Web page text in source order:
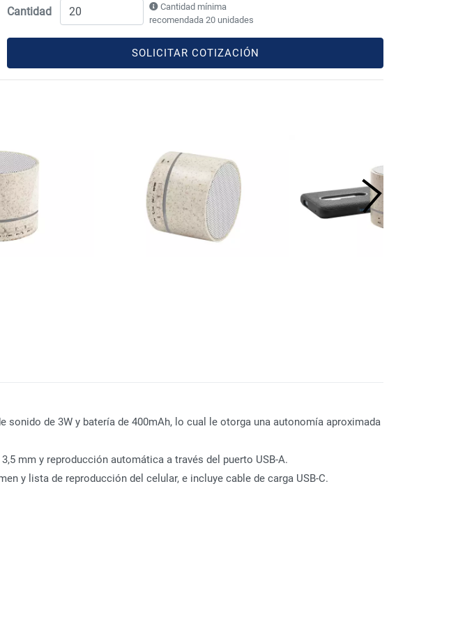
Cantidad
Cantidad mínima
recomendada 20 unidades
SOLICITAR COTIZACIÓN
de 3W y batería de 400mAh, lo cual le otorga una autonomía aproximada
mm y reproducción automática a través del puerto USB-A.
y lista de reproducción del celular, e incluye cable de carga USB-C.